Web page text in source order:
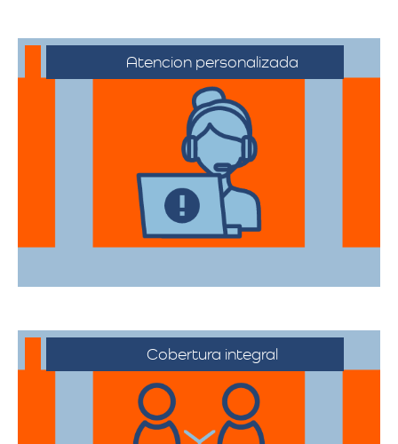
Atencion personalizada
Nuestros asesores están a su disposición
para acompañarte en cada etapa del
proceso, asegurando que todas sus
necesidades sean atendidas.
Cobertura integral
Ofrecemos servicios de trasteos en toda